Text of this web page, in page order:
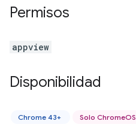
Permisos
appview
Disponibilidad
Chrome 43+ Solo ChromeOS